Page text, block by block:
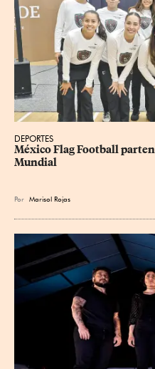
DEPORTES
México Flag Football
Mundial
Por Marisol Rojas